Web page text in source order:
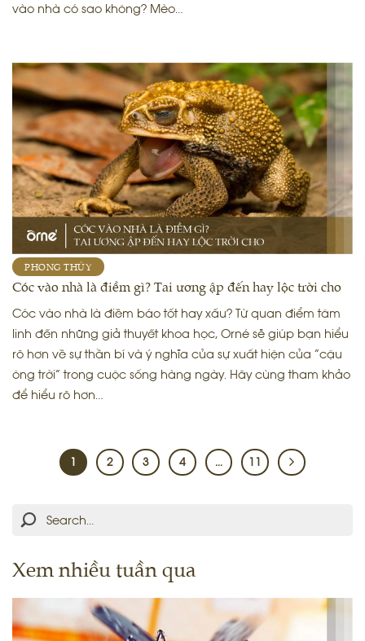
vào nhà có sao không? Mèo…
PHONG THỦY
Cóc vào nhà là điềm gì? Tai ương ập đến hay lộc trời cho
Cóc vào nhà là điềm báo tốt hay xấu? Từ quan điểm tâm
linh đến những giả thuyết khoa học, Orné sẽ giúp bạn hiểu
rõ hơn về sự thần bí và ý nghĩa của sự xuất hiện của “cậu
ông trời” trong cuộc sống hàng ngày. Hãy cùng tham khảo
để hiểu rõ hơn…
1 2 3 4 … 11
Xem nhiều tuần qua